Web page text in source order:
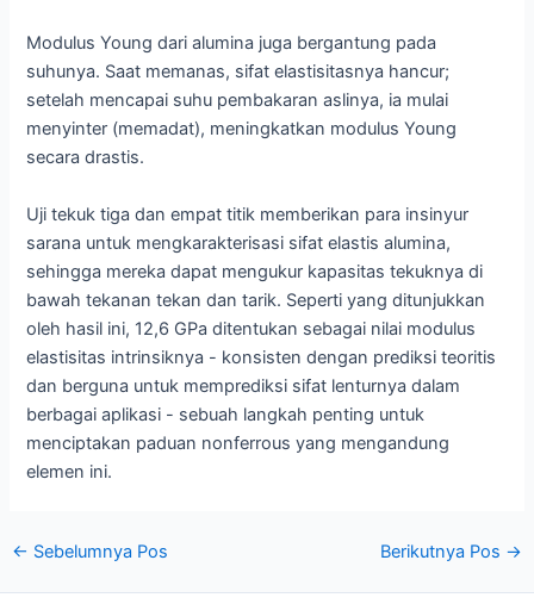
Modulus Young dari alumina juga bergantung pada
suhunya. Saat memanas, sifat elastisitasnya hancur;
setelah mencapai suhu pembakaran aslinya, ia mulai
menyinter (memadat), meningkatkan modulus Young
secara drastis.
Uji tekuk tiga dan empat titik memberikan para insinyur
sarana untuk mengkarakterisasi sifat elastis alumina,
sehingga mereka dapat mengukur kapasitas tekuknya di
bawah tekanan tekan dan tarik. Seperti yang ditunjukkan
oleh hasil ini, 12,6 GPa ditentukan sebagai nilai modulus
elastisitas intrinsiknya - konsisten dengan prediksi teoritis
dan berguna untuk memprediksi sifat lenturnya dalam
berbagai aplikasi - sebuah langkah penting untuk
menciptakan paduan nonferrous yang mengandung
elemen ini.
Navigasi
← Sebelumnya Pos Berikutnya Pos →